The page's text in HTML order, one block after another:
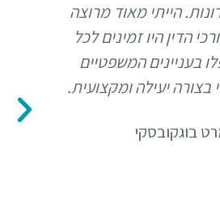
הייתי מאוד מרוצה
הדין היו זמינים לכל
בעניינים המשפטיים
בצורה יעילה ומקצועית.
בוגקובסקי